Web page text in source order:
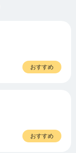
おすすめ
おすすめ